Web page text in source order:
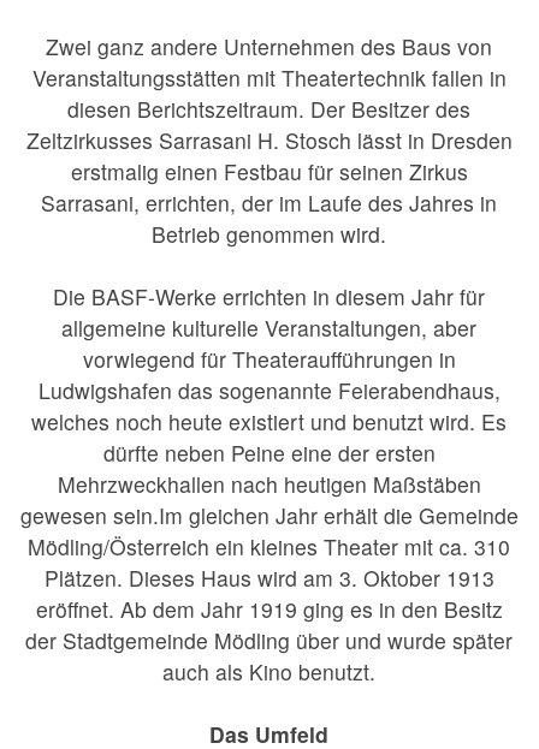
Zwei ganz andere Unternehmen des Baus von
Veranstaltungsstätten mit Theatertechnik fallen in
diesen Berichtszeitraum. Der Besitzer des
Zeltzirkusses Sarrasani H. Stosch lässt in Dresden
erstmalig einen Festbau für seinen Zirkus
Sarrasani, errichten, der im Laufe des Jahres in
Betrieb genommen wird.
Die BASF-Werke errichten in diesem Jahr für
allgemeine kulturelle Veranstaltungen, aber
vorwiegend für Theateraufführungen in
Ludwigshafen das sogenannte Feierabendhaus,
welches noch heute existiert und benutzt wird. Es
dürfte neben Peine eine der ersten
Mehrzweckhallen nach heutigen Maßstäben
gewesen sein.Im gleichen Jahr erhält die Gemeinde
Mödling/Österreich ein kleines Theater mit ca. 310
Plätzen. Dieses Haus wird am 3. Oktober 1913
eröffnet. Ab dem Jahr 1919 ging es in den Besitz
der Stadtgemeinde Mödling über und wurde später
auch als Kino benutzt.
Das Umfeld